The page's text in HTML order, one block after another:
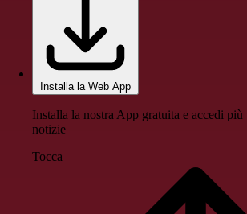
Installa la Web App
Installa la nostra App gratuita e accedi più
notizie
Tocca